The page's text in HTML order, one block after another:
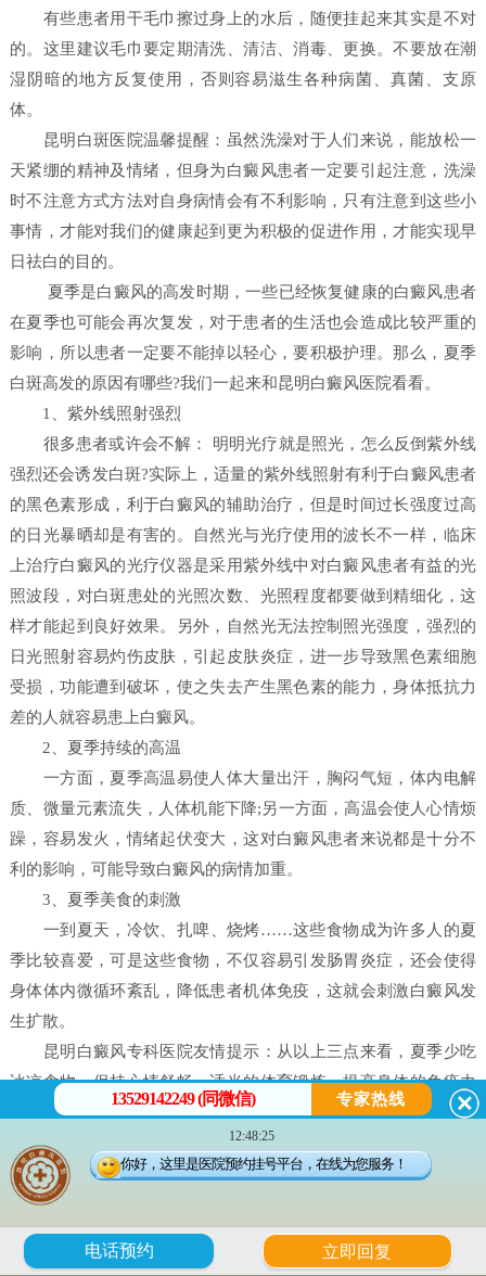
有些患者用干毛巾擦过身上的水后，随便挂起来其实是不对
的。这里建议毛巾要定期清洗、清洁、消毒、更换。不要放在潮
湿阴暗的地方反复使用，否则容易滋生各种病菌、真菌、支原
体。
昆明白斑医院温馨提醒：虽然洗澡对于人们来说，能放松一
天紧绷的精神及情绪，但身为白癜风患者一定要引起注意，洗澡
时不注意方式方法对自身病情会有不利影响，只有注意到这些小
事情，才能对我们的健康起到更为积极的促进作用，才能实现早
日祛白的目的。
夏季是白癜风的高发时期，一些已经恢复健康的白癜风患者
在夏季也可能会再次复发，对于患者的生活也会造成比较严重的
影响，所以患者一定要不能掉以轻心，要积极护理。那么，夏季
白斑高发的原因有哪些?我们一起来和昆明白癜风医院看看。
1、紫外线照射强烈
很多患者或许会不解： 明明光疗就是照光，怎么反倒紫外线
强烈还会诱发白斑?实际上，适量的紫外线照射有利于白癜风患者
的黑色素形成，利于白癜风的辅助治疗，但是时间过长强度过高
的日光暴晒却是有害的。自然光与光疗使用的波长不一样，临床
上治疗白癜风的光疗仪器是采用紫外线中对白癜风患者有益的光
照波段，对白斑患处的光照次数、光照程度都要做到精细化，这
样才能起到良好效果。另外，自然光无法控制照光强度，强烈的
日光照射容易灼伤皮肤，引起皮肤炎症，进一步导致黑色素细胞
受损，功能遭到破坏，使之失去产生黑色素的能力，身体抵抗力
差的人就容易患上白癜风。
2、夏季持续的高温
一方面，夏季高温易使人体大量出汗，胸闷气短，体内电解
质、微量元素流失，人体机能下降;另一方面，高温会使人心情烦
躁，容易发火，情绪起伏变大，这对白癜风患者来说都是十分不
利的影响，可能导致白癜风的病情加重。
3、夏季美食的刺激
一到夏天，冷饮、扎啤、烧烤……这些食物成为许多人的夏
季比较喜爱，可是这些食物，不仅容易引发肠胃炎症，还会使得
身体体内微循环紊乱，降低患者机体免疫，这就会刺激白癜风发
生扩散。
昆明白癜风专科医院友情提示：从以上三点来看，夏季少吃
冰凉食物、保持心情舒畅，适当的体育锻炼，提高身体的免疫力
等，都是白癜风必要的日常防护，但是夏季比较重要的一点还是
要做好防晒。
夏季即将来临，新一轮的保健要提上日程，在这个特殊的季
节，白癜风患者除了要经常锻炼外，还要有良好的饮食习惯，以
防生病，避免白癜风恶化。除了注意皮肤护理外，还要注意饮食
调理，多吃一些健康食品，不仅能美容养颜，而且有助于白斑的
13529142249 (同微信) 专家热线
12:48:25
你好，这里是医院预约挂号平台，在线为您服务！
电话预约 立即回复